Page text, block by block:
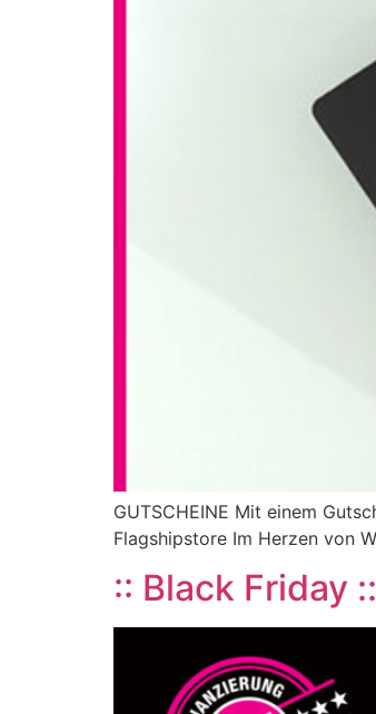
GUTSCHEINE Mit einem
Flagshipstore Im Herzen von
:: Black Friday ::